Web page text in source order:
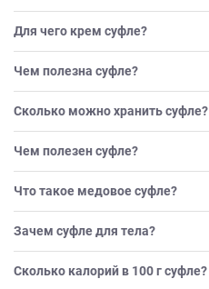
Для чего крем суфле?
Чем полезна суфле?
Сколько можно хранить суфле?
Чем полезен суфле?
Что такое медовое суфле?
Зачем суфле для тела?
Сколько калорий в 100 г суфле?